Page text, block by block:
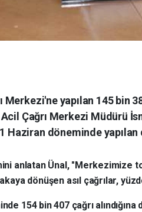
Merkezi'ne yapılan 145 bin
Çağrı Merkezi Müdürü
Haziran döneminde
anlatan Ünal, "Merkezimize
dönüşen asıl çağrılar,
154 bin 407 çağrı